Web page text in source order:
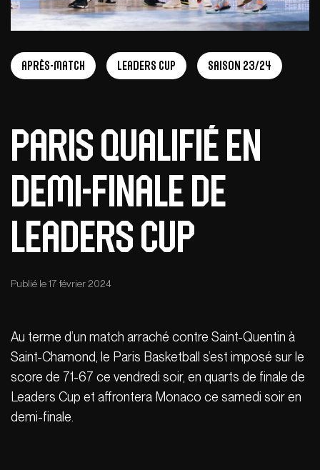
Après-match Leaders Cup Saison 23/24
Paris qualifié en
demi-finale de
Leaders Cup
Publié le 17 février 2024
Au terme d’un match arraché contre Saint-Quentin à
Saint-Chamond, le Paris Basketball s’est imposé sur le
score de 71-67 ce vendredi soir, en quarts de finale de
Leaders Cup et affrontera Monaco ce samedi soir en
demi-finale.